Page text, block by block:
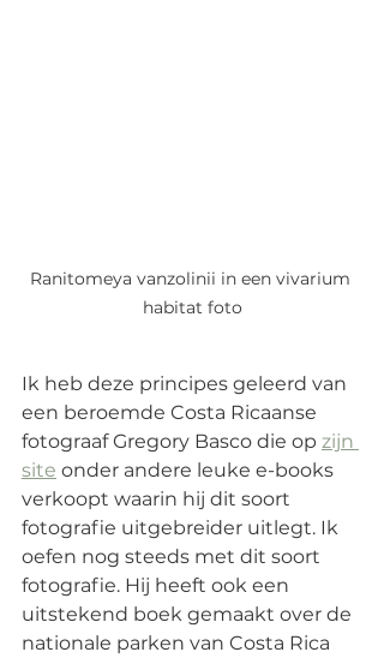
Ranitomeya vanzolinii in een vivarium
habitat foto
Ik heb deze principes geleerd van
een beroemde Costa Ricaanse
fotograaf Gregory Basco die op zijn
site onder andere leuke e-books
verkoopt waarin hij dit soort
fotografie uitgebreider uitlegt. Ik
oefen nog steeds met dit soort
fotografie. Hij heeft ook een
uitstekend boek gemaakt over de
nationale parken van Costa Rica